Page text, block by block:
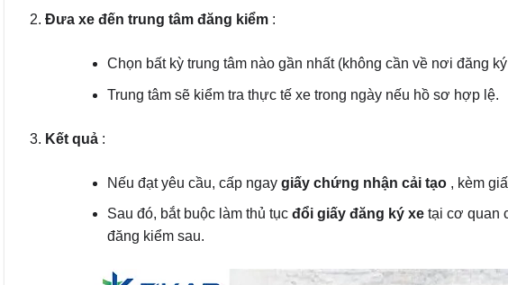
Đưa xe đến trung tâm đăng kiểm :
Chọn bất kỳ trung tâm nào gần nhất (không cần về nơi đăng
Trung tâm sẽ kiểm tra thực tế xe trong ngày nếu hồ sơ hợp lệ.
Kết quả :
Nếu đạt yêu cầu, cấp ngay giấy chứng nhận cải tạo , kèm
Sau đó, bắt buộc làm thủ tục đổi giấy đăng ký xe tại cơ quan
đăng kiểm sau.